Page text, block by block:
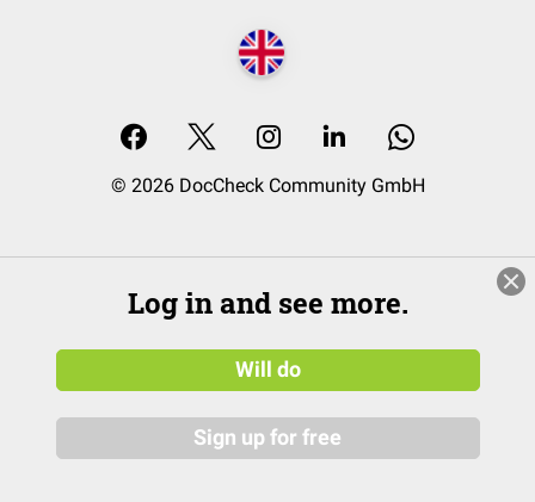
© 2026 DocCheck Community GmbH
Log in and see more.
Will do
Sign up for free